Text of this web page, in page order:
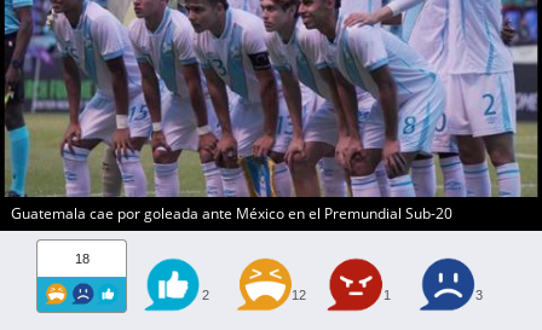
Guatemala cae por goleada ante México en el Premundial Sub-20
18
2 12 1 3